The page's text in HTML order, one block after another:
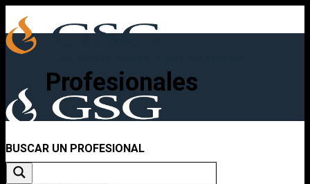
content
Profesionales
BUSCAR UN PROFESIONAL